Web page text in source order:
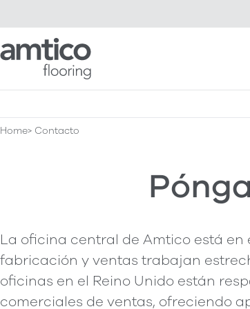
Amtico Flooring
Home Contacto
La oficina central de Amtico está en
fabricación y ventas trabajan
oficinas en el Reino Unido están
comerciales de ventas, ofreciendo